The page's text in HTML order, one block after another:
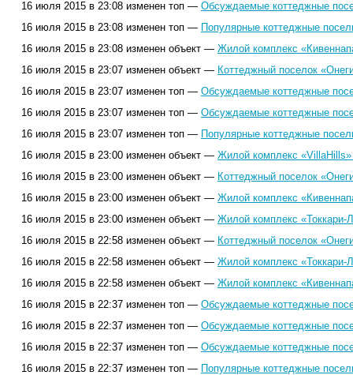
16 июля 2015 в 23:08 изменен топ — Обсуждаемые коттеджные
16 июля 2015 в 23:08 изменен топ — Популярные коттеджные
16 июля 2015 в 23:08 изменен объект — Жилой комплекс
16 июля 2015 в 23:07 изменен объект — Коттеджный поселок
16 июля 2015 в 23:07 изменен топ — Обсуждаемые коттеджные
16 июля 2015 в 23:07 изменен топ — Обсуждаемые коттеджные
16 июля 2015 в 23:07 изменен топ — Популярные коттеджные
16 июля 2015 в 23:00 изменен объект — Жилой комплекс
16 июля 2015 в 23:00 изменен объект — Коттеджный поселок
16 июля 2015 в 23:00 изменен объект — Жилой комплекс
16 июля 2015 в 23:00 изменен объект — Жилой комплекс «Токкари-
16 июля 2015 в 22:58 изменен объект — Коттеджный поселок
16 июля 2015 в 22:58 изменен объект — Жилой комплекс «Токкари-
16 июля 2015 в 22:58 изменен объект — Жилой комплекс
16 июля 2015 в 22:37 изменен топ — Обсуждаемые коттеджные
16 июля 2015 в 22:37 изменен топ — Обсуждаемые коттеджные
16 июля 2015 в 22:37 изменен топ — Обсуждаемые коттеджные
16 июля 2015 в 22:37 изменен топ — Популярные коттеджные